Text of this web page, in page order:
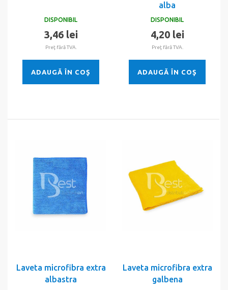
DISPONIBIL
3,46 lei
Preţ fără TVA.
ADAUGĂ ÎN COŞ
alba
DISPONIBIL
4,20 lei
Preţ fără TVA.
ADAUGĂ ÎN COŞ
Laveta microfibra extra
albastra
Laveta microfibra extra
galbena